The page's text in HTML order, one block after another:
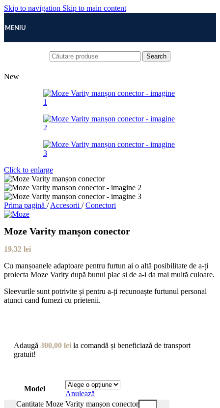
Skip to navigation Skip to main content
MENIU
Search
New
Click to enlarge
Prima pagină / Accesorii / Conectori
Moze Varity manșon conector
19,32 lei
Cu manșoanele adaptoare pentru furtun ai o altă posibilitate de a-ți
proiecta Moze Varity după bunul plac și de a-i da mai multă culoare.
Sleevurile sunt potrivite și pentru a-ți recunoaște furtunul personal
atunci cand fumezi cu prietenii.
Adaugă 300,00 lei la comandă și beneficiază de transport
gratuit!
Model
Anulează
Cantitate Moze Varity manșon conector